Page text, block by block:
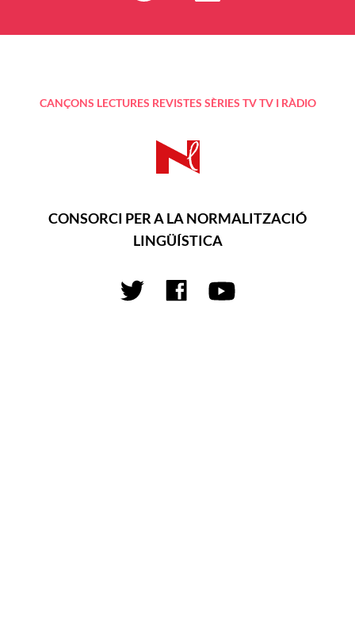
CANÇONS LECTURES REVISTES SÈRIES TV TV I RÀDIO
CONSORCI PER A LA NORMALITZACIÓ
LINGÜÍSTICA